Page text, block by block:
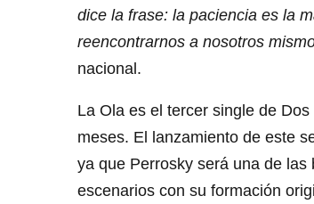
dice la frase: la paciencia es la
reencontrarnos a nosotros
nacional.
La Ola es el tercer single de
meses. El lanzamiento de este
ya que Perrosky será una de
escenarios con su formación